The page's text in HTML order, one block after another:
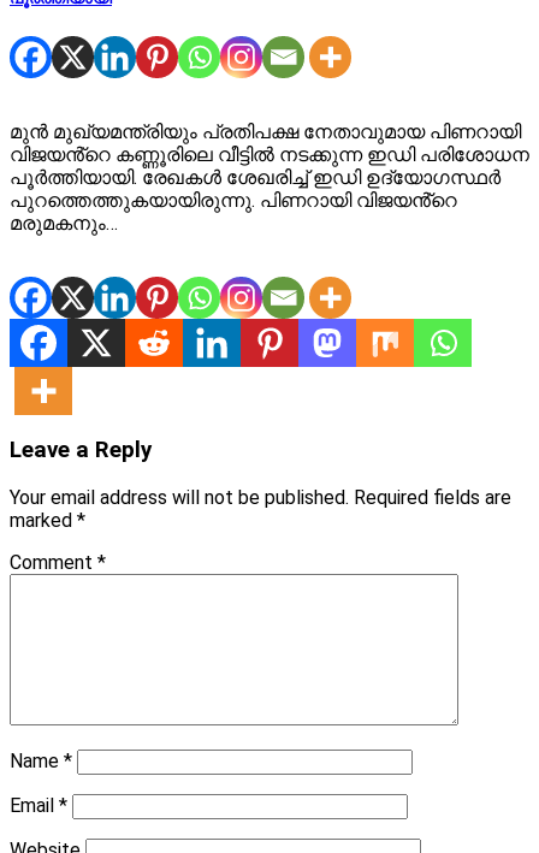
മുൻ മുഖ്യമന്ത്രിയും പ്രതിപക്ഷ നേതാവുമായ പിണറായി
വിജയൻ്റെ കണ്ണൂരിലെ വീട്ടിൽ നടക്കുന്ന ഇഡി പരിശോധന
പൂർത്തിയായി. രേഖകൾ ശേഖരിച്ച് ഇഡി ഉദ്യോഗസ്ഥർ
പുറത്തെത്തുകയായിരുന്നു. പിണറായി വിജയൻ്റെ
മരുമകനും…
Leave a Reply
Your email address will not be published. Required fields are
marked *
Comment *
Name *
Email *